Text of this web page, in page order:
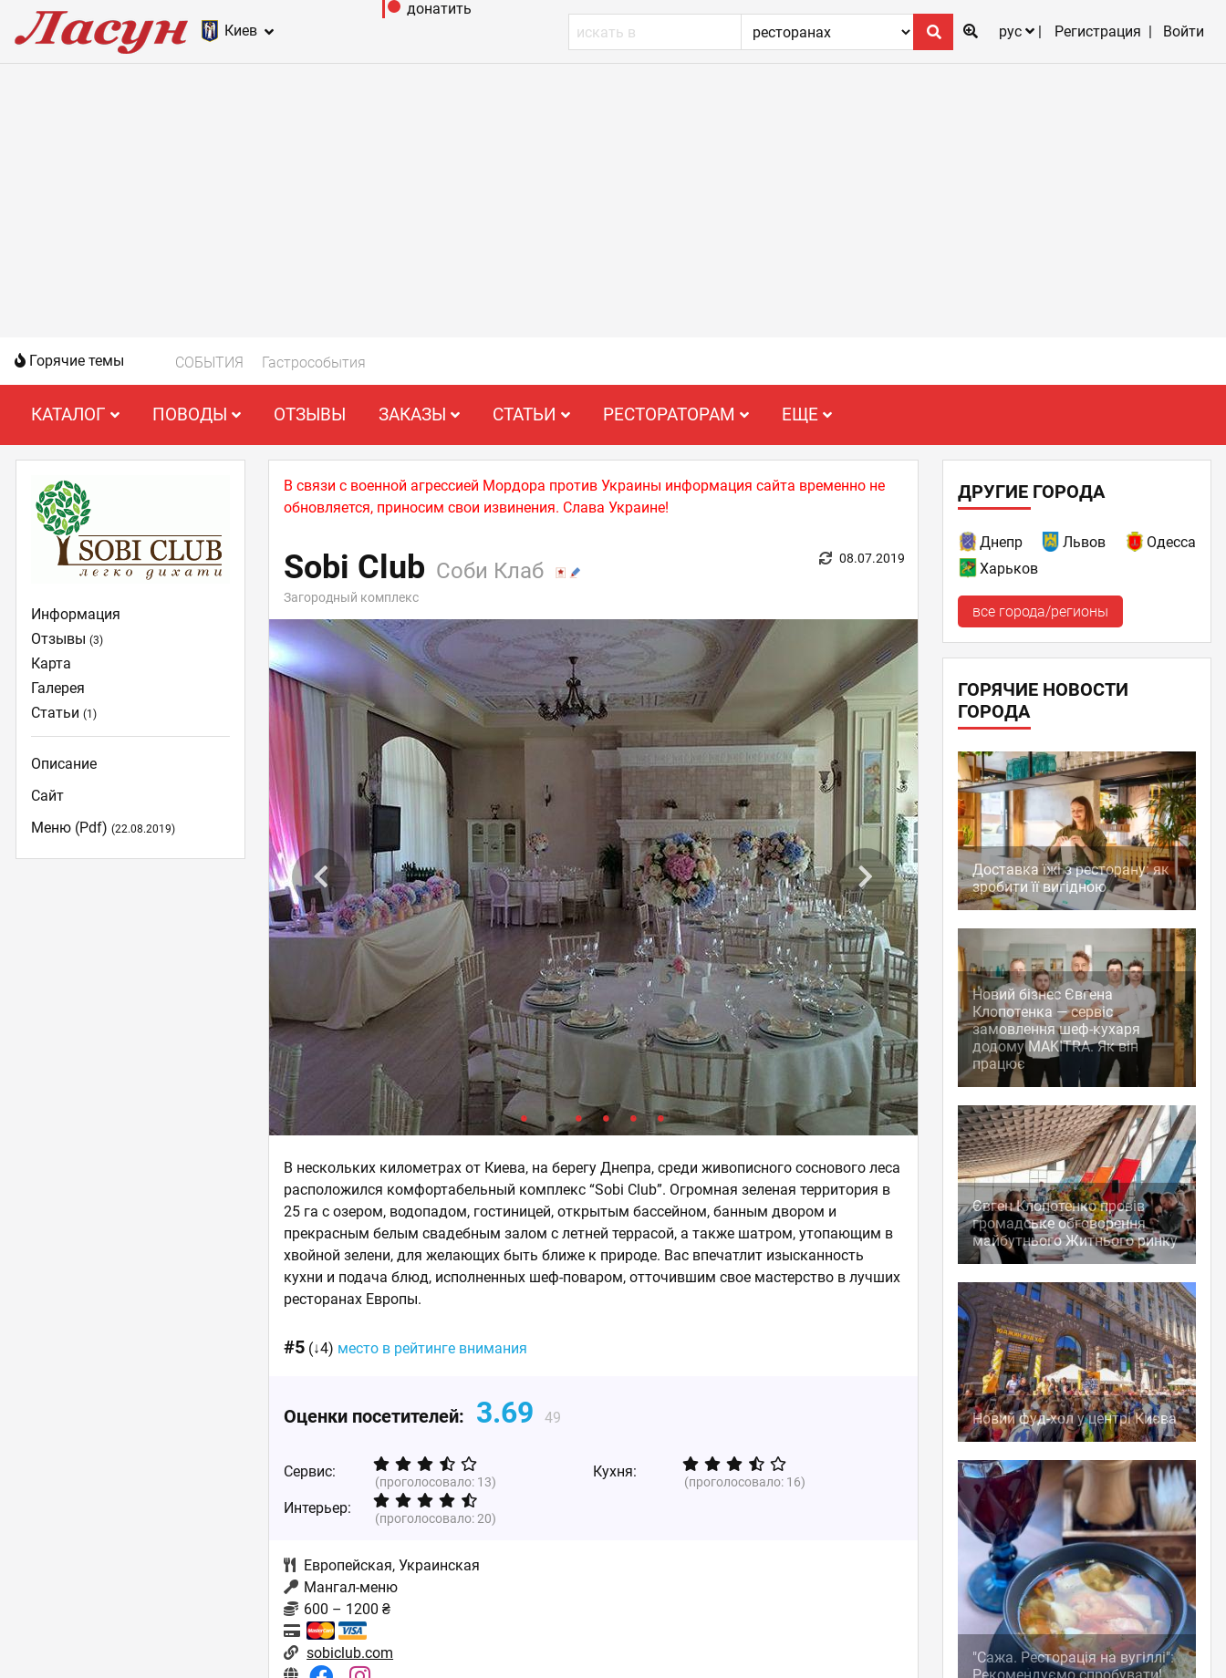
Киев
донатить
рус
Регистрация Войти
Горячие темы СОБЫТИЯ Гастрособытия
КАТАЛОГ ПОВОДЫ ОТЗЫВЫ ЗАКАЗЫ СТАТЬИ РЕСТОРАТОРАМ ЕЩЕ
В связи с военной агрессией Мордора против Украины информация сайта временно не
обновляется, приносим свои извинения. Слава Украине!
Sobi Club Соби Клаб
Загородный комплекс
08.07.2019
В нескольких километрах от Киева, на берегу Днепра, среди живописного соснового леса
расположился комфортабельный комплекс “Sobi Club”. Огромная зеленая территория в
25 га с озером, водопадом, гостиницей, открытым бассейном, банным двором и
прекрасным белым свадебным залом с летней террасой, а также шатром, утопающим в
хвойной зелени, для желающих быть ближе к природе. Вас впечатлит изысканность
кухни и подача блюд, исполненных шеф-поваром, отточившим свое мастерство в лучших
ресторанах Европы.
#5 (↓4) место в рейтинге внимания
Оценки посетителей: 3.69 49
Сервис:
(проголосовало: 13)
Кухня:
(проголосовало: 16)
Интерьер:
(проголосовало:20)
Европейская,Украинская
Мангал-меню
600 – 1200 ₴
sobiclub.com
Информация
Отзывы(3)
Карта
Галерея
Статьи(1)
Описание
Сайт
Меню (pdf)(22.08.2019)
ДРУГИЕ ГОРОДА
Днепр Львов
Одесса
Харьков
все города/регионы
ГОРЯЧИЕ НОВОСТИ
ГОРОДА
Доставка їжі з ресторану: як
зробити її вигідною
Новий бізнес Євгена
Клопотенка — сервіс
замовлення шеф-кухаря
додому MAKITRA. Як він
працює
Євген Клопотенко провів
громадське обговорення
майбутнього Житнього ринку
Новий фуд-хол у центрі Києва
"Сажа. Ресторація на вугіллі":
Рекомендуємо спробувати!